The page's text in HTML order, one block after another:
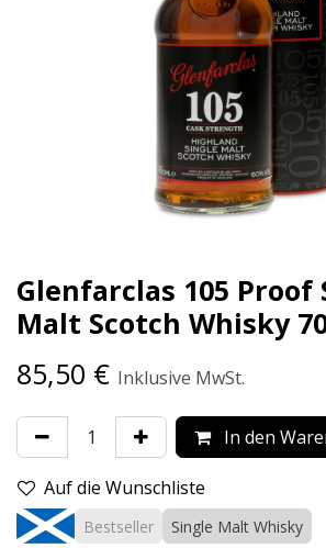
Glenfarclas 105 Proof
Malt Scotch Whisky
85,50 € Inklusive MwSt.
In den
Auf die Wunschliste
Bestseller Single Malt Whisky